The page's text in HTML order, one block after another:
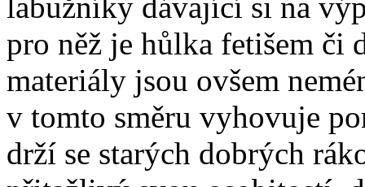
pro něž je hůlka fetišem či
materiály jsou ovšem
v tomto směru vyhovuje
drží se starých dobrých